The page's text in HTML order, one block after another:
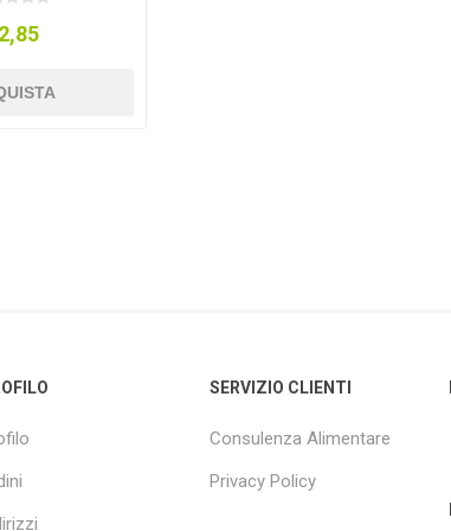
SERVIZIO CLIENTI
Consulenza Alimentare
Privacy Policy